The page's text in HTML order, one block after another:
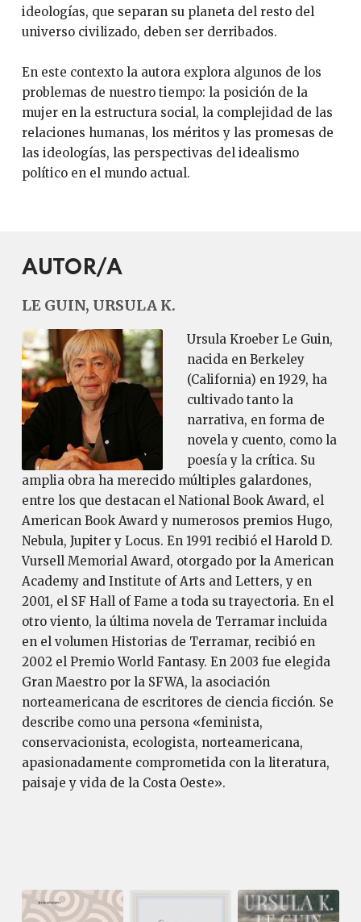
ideologías, que separan su planeta del resto del
universo civilizado, deben ser derribados.
En este contexto la autora explora algunos de los
problemas de nuestro tiempo: la posición de la
mujer en la estructura social, la complejidad de las
relaciones humanas, los méritos y las promesas de
las ideologías, las perspectivas del idealismo
político en el mundo actual.
AUTOR/A
LE GUIN, URSULA K.
Ursula Kroeber Le Guin,
nacida en Berkeley
(California) en 1929, ha
cultivado tanto la
narrativa, en forma de
novela y cuento, como la
poesía y la crítica. Su
amplia obra ha merecido múltiples galardones,
entre los que destacan el National Book Award, el
American Book Award y numerosos premios Hugo,
Nebula, Jupiter y Locus. En 1991 recibió el Harold D.
Vursell Memorial Award, otorgado por la American
Academy and Institute of Arts and Letters, y en
2001, el SF Hall of Fame a toda su trayectoria. En el
otro viento, la última novela de Terramar incluida
en el volumen Historias de Terramar, recibió en
2002 el Premio World Fantasy. En 2003 fue elegida
Gran Maestro por la SFWA, la asociación
norteamericana de escritores de ciencia ficción. Se
describe como una persona «feminista,
conservacionista, ecologista, norteamericana,
apasionadamente comprometida con la literatura,
paisaje y vida de la Costa Oeste».